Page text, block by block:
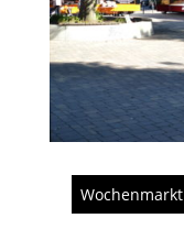
Wochenmarkt